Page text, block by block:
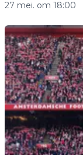
27 mei. om 18:00